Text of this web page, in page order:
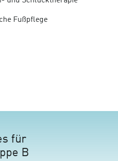
Fußpflege
für
B